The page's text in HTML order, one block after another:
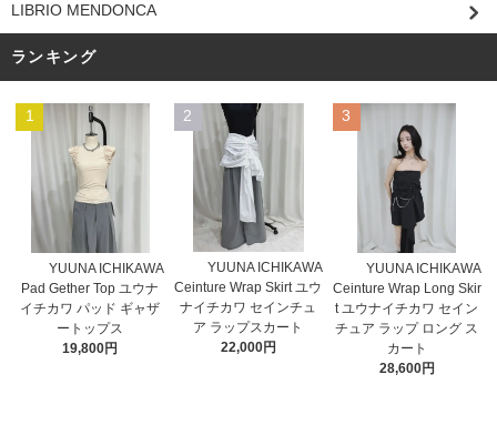
LIBRIO MENDONCA
ランキング
1
YUUNA ICHIKAWA
Pad Gether Top ユウナ
イチカワ パッド ギャザ
ートップス
19,800円
2
YUUNA ICHIKAWA
Ceinture Wrap Skirt ユウ
ナイチカワ セインチュ
ア ラップスカート
22,000円
3
YUUNA ICHIKAWA
Ceinture Wrap Long Skir
t ユウナイチカワ セイン
チュア ラップ ロング ス
カート
28,600円